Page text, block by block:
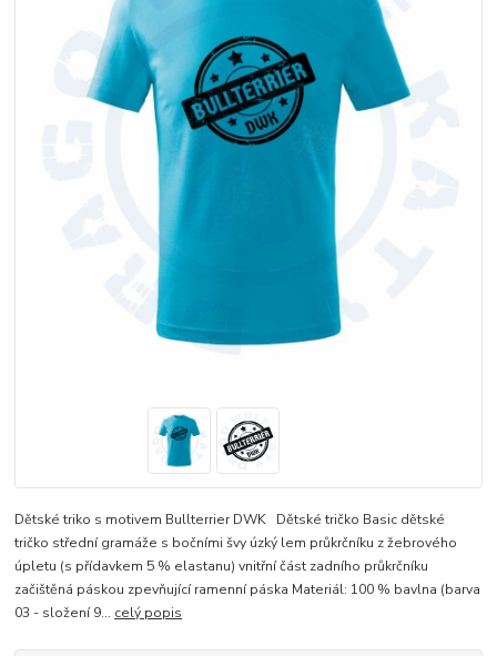
Dětské triko s motivem Bullterrier DWK Dětské tričko Basic dětské
tričko střední gramáže s bočními švy úzký lem průkrčníku z žebrového
úpletu (s přídavkem 5 % elastanu) vnitřní část zadního průkrčníku
začištěná páskou zpevňující ramenní páska Materiál: 100 % bavlna (barva
03 - složení 9... celý popis